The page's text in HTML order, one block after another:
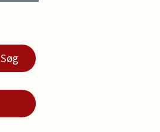
Søg